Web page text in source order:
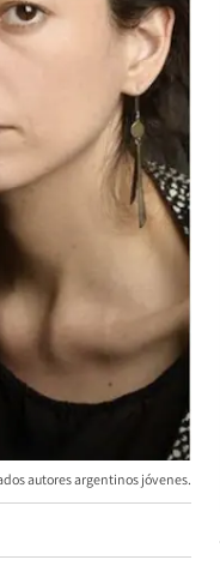
autores argentinos jóvenes.